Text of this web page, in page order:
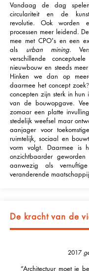
Vandaag de dag
circulariteit en de
revolutie. Ook worden
processen meer leidend.
mee met CPO's en een
als urban mining.
verschillende
nieuwbouw en steeds
Hinken we dan op
daarmee het concept zoek?
concepten zijn sterk in
van de bouwopgave.
zomaar een platte
stedelijk weefsel maar
aanjager voor
ruimtelijk, sociaal en
vorm volgt. Daarmee is
onzichtbaarder
aanwezig als
veranderende
De kracht van de
2017
“Architectuur moet je